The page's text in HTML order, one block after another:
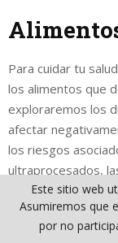
Para cuidar tu
los alimentos que
exploraremos los
afectar
los riesgos
ultraprocesados,
enteros, las
excesivo de sal y
Este sitio web
Asumiremos que
por no